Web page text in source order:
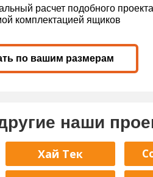
наши
Хай Тек
по вашим размерам
расчет подобного проекта
комплектацией ящиков